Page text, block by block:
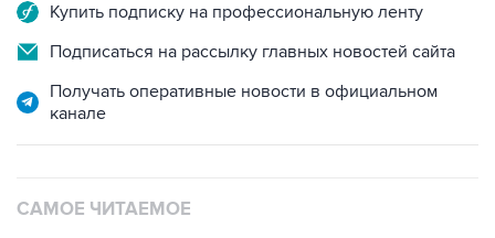
Купить подписку на профессиональную ленту
Подписаться на рассылку главных новостей сайта
Получать оперативные новости в официальном
канале
САМОЕ ЧИТАЕМОЕ